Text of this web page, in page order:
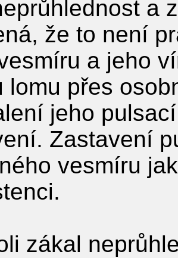
a
že to není
a jeho
lomu přes
jeho
Zastavení
vesmíru
zákal